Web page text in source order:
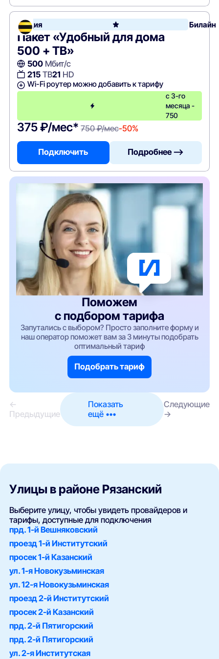
Акция Билайн
Пакет «Удобный для дома
500 + ТВ»
500Мбит/с
215ТВ21 HD
Wi-Fi роутер можно добавить к тарифу
с 3-го
месяца -
750
375 ₽/мес* 750 ₽/мес-50%
Подключить Подробнее —>
Поможем
с подбором тарифа
Запутались с выбором? Просто заполните форму и
наш оператор поможет вам за 3 минуты подобрать
оптимальный тариф
Подобрать тариф
←
Предыдущие
Показать
ещё •••
Следующие
→
Улицы в районе Рязанский
Выберите улицу, чтобы увидеть провайдеров и
тарифы, доступные для подключения
прд. 1-й Вешняковский
проезд 1-й Институтский
просек 1-й Казанский
ул. 1-я Новокузьминская
ул. 12-я Новокузьминская
проезд 2-й Институтский
просек 2-й Казанский
прд. 2-й Пятигорский
прд. 2-й Пятигорский
ул. 2-я Институтская